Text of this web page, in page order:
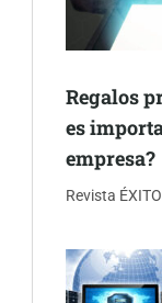
Regalos
es
empresa?
Revista